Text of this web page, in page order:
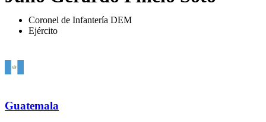
Coronel de Infantería DEM
Ejército
Guatemala